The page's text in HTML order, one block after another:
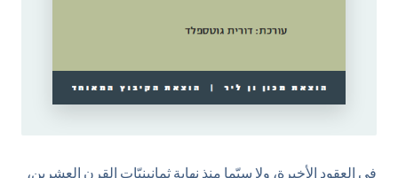
في العقود الأخيرة، ولا سيّما منذ نهاية ثمانينيّات القرن العشرين،